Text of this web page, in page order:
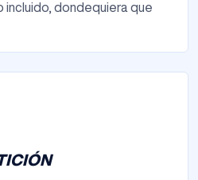
dondequiera que